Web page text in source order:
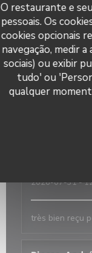
O restaurante e
pessoais. Os
cookies opcionais
navegação, medir
sociais) ou exibir
tudo' ou
qualquer
JEAN MARC
2026-08-01-
Accueil très
avions choisi
-
2026-07-31-
très bien reçu